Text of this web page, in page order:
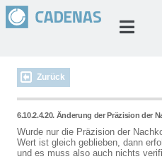
Zurück
6.10.2.4.20. Änderung der Präzision der
Wurde nur die Präzision der
Wert ist gleich geblieben, dann
und es muss also auch nichts